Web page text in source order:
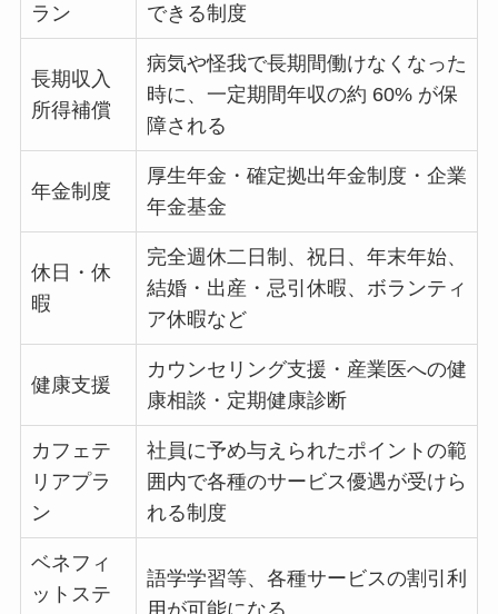
ラン
できる制度
長期収入
所得補償
病気や怪我で長期間働けなくなった
時に、一定期間年収の約 60% が保
障される
年金制度
厚生年金・確定拠出年金制度・企業
年金基金
休日・休
暇
完全週休二日制、祝日、年末年始、
結婚・出産・忌引休暇、ボランティ
ア休暇など
健康支援
カウンセリング支援・産業医への健
康相談・定期健康診断
カフェテ
リアプラ
ン
社員に予め与えられたポイントの範
囲内で各種のサービス優遇が受けら
れる制度
ベネフィ
ットステ
語学学習等、各種サービスの割引利
用が可能になる